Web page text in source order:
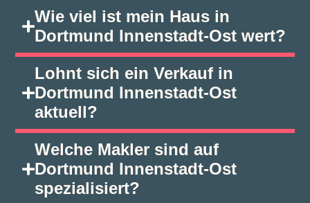
Wie viel ist mein Haus in
Dortmund Innenstadt‑Ost wert?
Lohnt sich ein Verkauf in
Dortmund Innenstadt‑Ost
aktuell?
Welche Makler sind auf
Dortmund Innenstadt‑Ost
spezialisiert?